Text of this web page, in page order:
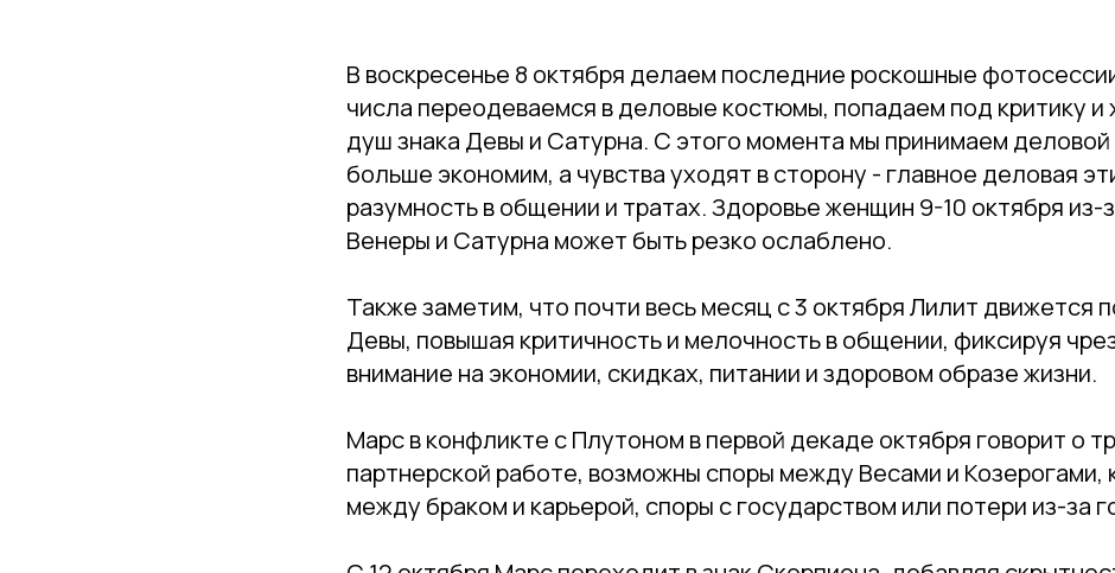
В воскресенье 8 октября делаем последние роскошные
числа переодеваемся в деловые костюмы, попадаем под критику и
душ знака Девы и Сатурна. С этого момента мы принимаем деловой
больше экономим, а чувства уходят в сторону - главное деловая
разумность в общении и тратах. Здоровье женщин 9-10 октября из-
Венеры и Сатурна может быть резко ослаблено.
Также заметим, что почти весь месяц с 3 октября Лилит движется
Девы, повышая критичность и мелочность в общении, фиксируя
внимание на экономии, скидках, питании и здоровом образе жизни.
Марс в конфликте с Плутоном в первой декаде октября говорит о
партнерской работе, возможны споры между Весами и Козерогами,
между браком и карьерой, споры с государством или потери из-за